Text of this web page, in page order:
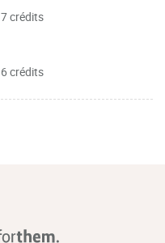
7 crédits
6 crédits